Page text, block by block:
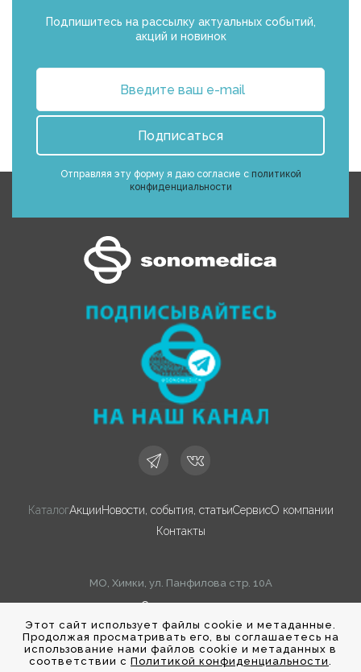
Подпишитесь на рассылку актуальных событий,
акций и новинок
Подписаться
Отправляя эту форму я даю согласие с политикой
конфиденциальности
КаталогАкцииНовости, события, статьиСервисО компании
Контакты
МО, Химки, ул. Панфилова стр. 10А
Cхема проезда
© 2002-2026 Sonomedica
Политика конфиденциальности
Этот сайт использует файлы cookie и метаданные.
Продолжая просматривать его, вы соглашаетесь на
использование нами файлов cookie и метаданных в
соответствии с Политикой конфиденциальности.